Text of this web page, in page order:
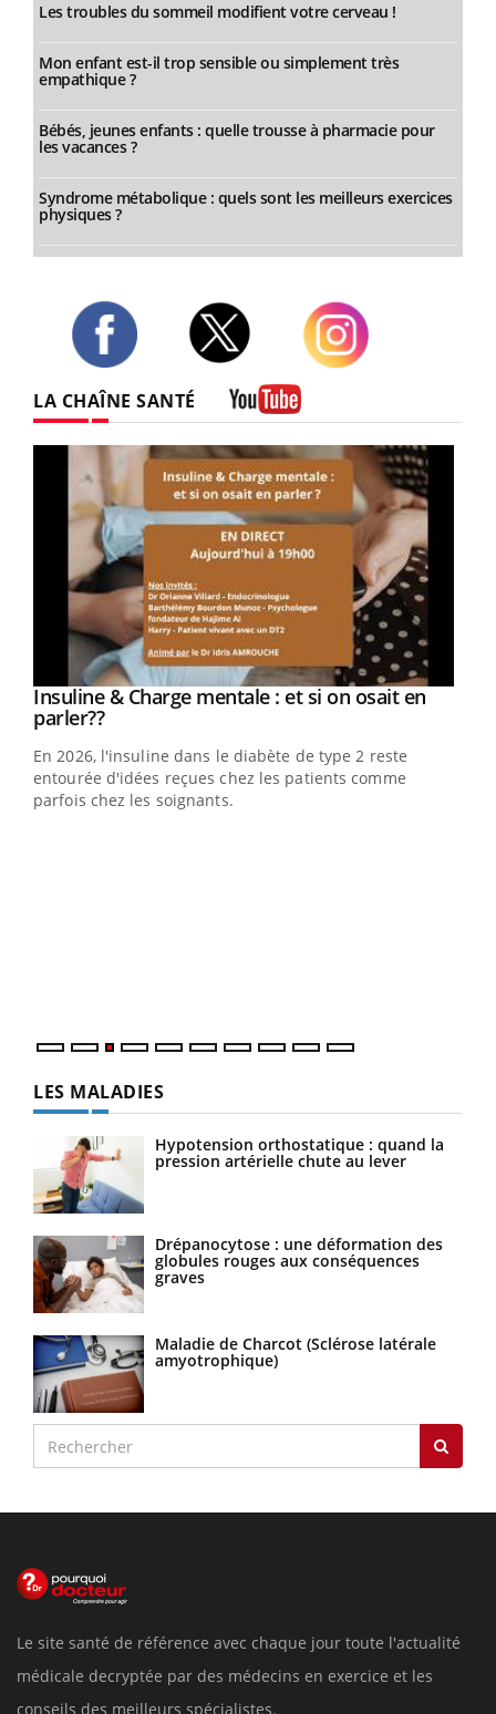
Les troubles du sommeil modifient votre cerveau !
Mon enfant est-il trop sensible ou simplement très
empathique ?
Bébés, jeunes enfants : quelle trousse à pharmacie pour
les vacances ?
Syndrome métabolique : quels sont les meilleurs exercices
physiques ?
LA CHAÎNE SANTÉ
Youtube
Insuline & Charge mentale : et si on osait en
parler??Youtube
En 2026, l'insuline dans le diabète de type 2 reste
entourée d'idées reçues chez les patients comme
parfois chez les soignants.
LES MALADIES
Hypotension orthostatique : quand la
pression artérielle chute au lever
Drépanocytose : une déformation des
globules rouges aux conséquences
graves
Maladie de Charcot (Sclérose latérale
amyotrophique)
Le site santé de référence avec chaque jour toute l'actualité
médicale decryptée par des médecins en exercice et les
conseils des meilleurs spécialistes.